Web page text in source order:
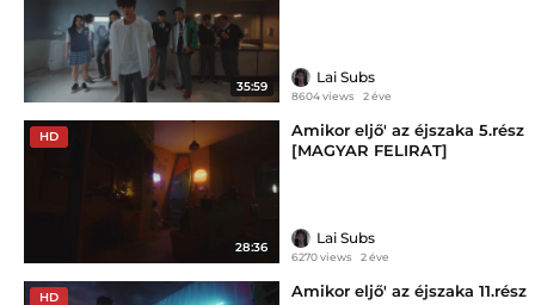
35:59
Lai Subs
8604 views 2 éve
HD
28:36
Amikor eljő' az éjszaka 5.rész
[MAGYAR FELIRAT]
Lai Subs
6270 views 2 éve
HD
Amikor eljő' az éjszaka 11.rész